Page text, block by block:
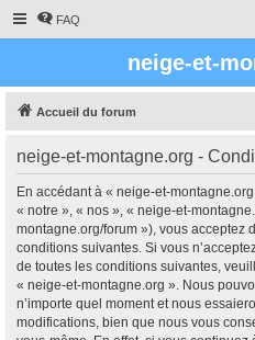
FAQ
neige-et-
Accueil du forum
neige-et-montagne.org -
En accédant à « neige-et-
« notre », « nos », « neige-et-
montagne.org/forum »), vous acceptez
conditions suivantes. Si vous
de toutes les conditions suivantes,
« neige-et-montagne.org ». Nous
n’importe quel moment et nous
modifications, bien que nous vous